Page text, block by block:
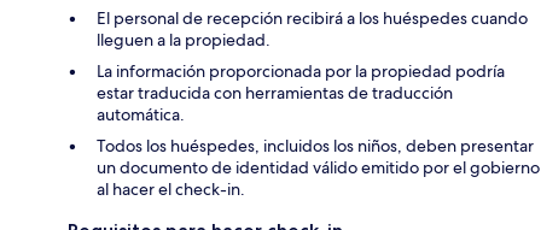
El personal de recepción recibirá a los huéspedes cuando
lleguen a la propiedad.
La información proporcionada por la propiedad podría
estar traducida con herramientas de traducción
automática.
Todos los huéspedes, incluidos los niños, deben presentar
un documento de identidad válido emitido por el gobierno
al hacer el check-in.